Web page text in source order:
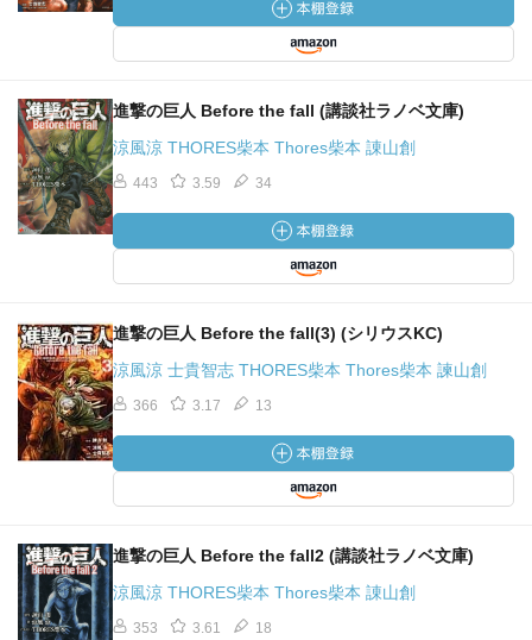
進撃の巨人 Before the fall (講談社ラノベ文庫)
涼風涼 THORES柴本 Thores柴本 諌山創
443 3.59 34
進撃の巨人 Before the fall(3) (シリウスKC)
涼風涼 士貴智志 THORES柴本 Thores柴本 諫山創
366 3.17 13
進撃の巨人 Before the fall2 (講談社ラノベ文庫)
涼風涼 THORES柴本 Thores柴本 諌山創
353 3.61 18